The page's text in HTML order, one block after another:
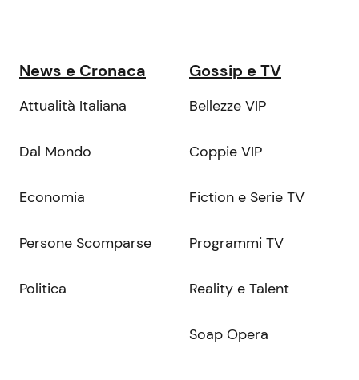
News e Cronaca
Attualità Italiana
Dal Mondo
Economia
Persone Scomparse
Politica
Gossip e TV
Bellezze VIP
Coppie VIP
Fiction e Serie TV
Programmi TV
Reality e Talent
Soap Opera